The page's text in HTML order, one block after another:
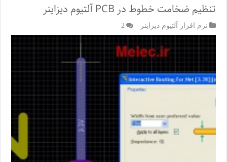
تنظیم ضخامت خطوط در PCB آلتیوم دیزاینر
نرم افزار آلتیوم دیزاینر 2